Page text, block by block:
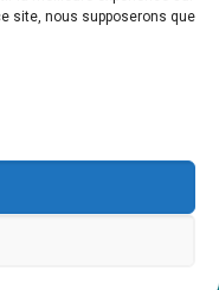
site, nous supposerons que